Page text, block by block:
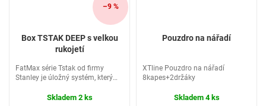
–9 %
Box TSTAK DEEP s velkou
rukojetí
FatMax série Tstak od firmy
Stanley je úložný systém, který
řemeslníka. Volitelně jako
Skladem 2 ks
Pouzdro na nářadí
XTline Pouzdro na nářadí
8kapes+2držáky
Skladem 4 ks